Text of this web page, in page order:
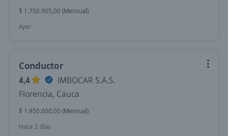
$ 1.750.905,00 (Mensual)
Ayer
Conductor
4,4
IMBOCAR S.A.S.
Florencia, Cauca
$ 1.950.000,00 (Mensual)
Hace 2 días